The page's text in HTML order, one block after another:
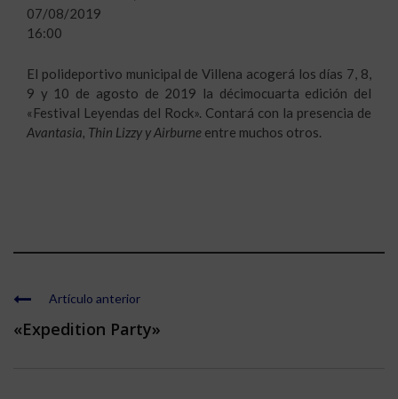
07/08/2019
16:00
El polideportivo municipal de Villena acogerá los días 7, 8,
9 y 10 de agosto de 2019 la décimocuarta edición del
«Festival Leyendas del Rock». Contará con la presencia de
Avantasia, Thin Lizzy y Airburne entre muchos otros.
Artículo anterior
«Expedition Party»